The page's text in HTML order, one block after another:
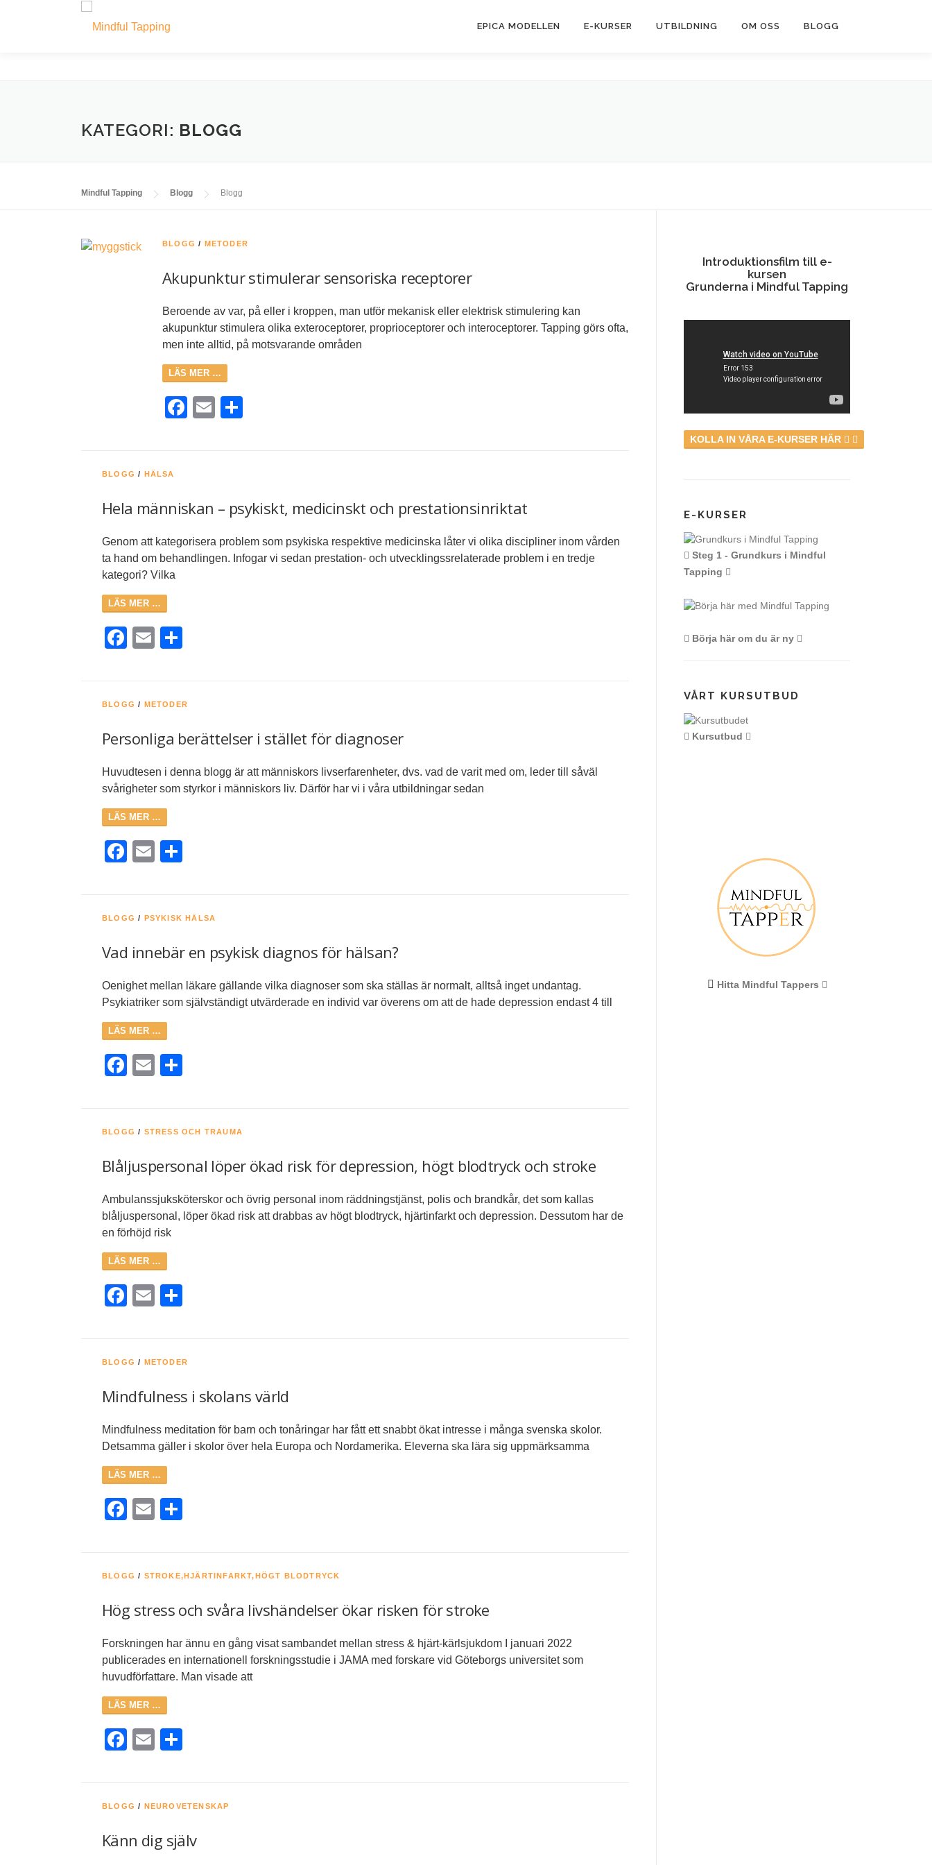
EPICA MODELLEN E-KURSER UTBILDNING OM OSS BLOGG
KATEGORI: BLOGG
Mindful Tapping Blogg Blogg
BLOGG / METODER
Akupunktur stimulerar sensoriska receptorer
Beroende av var, på eller i kroppen, man utför mekanisk eller elektrisk stimulering kan
akupunktur stimulera olika exteroceptorer, proprioceptorer och interoceptorer. Tapping görs ofta,
men inte alltid, på motsvarande områden
LÄS MER …
Facebook
Email
BLOGG / HÄLSA
Hela människan – psykiskt, medicinskt och prestationsinriktat
Genom att kategorisera problem som psykiska respektive medicinska låter vi olika discipliner inom vården
ta hand om behandlingen. Infogar vi sedan prestation- och utvecklingssrelaterade problem i en tredje
kategori? Vilka
LÄS MER …
Facebook
Email
BLOGG / METODER
Personliga berättelser i stället för diagnoser
Huvudtesen i denna blogg är att människors livserfarenheter, dvs. vad de varit med om, leder till såväl
svårigheter som styrkor i människors liv. Därför har vi i våra utbildningar sedan
LÄS MER …
Facebook
Email
BLOGG / PSYKISK HÄLSA
Vad innebär en psykisk diagnos för hälsan?
Oenighet mellan läkare gällande vilka diagnoser som ska ställas är normalt, alltså inget undantag.
Psykiatriker som självständigt utvärderade en individ var överens om att de hade depression endast 4 till
LÄS MER …
Facebook
Email
BLOGG / STRESS OCH TRAUMA
Blåljuspersonal löper ökad risk för depression, högt blodtryck och stroke
Ambulanssjuksköterskor och övrig personal inom räddningstjänst, polis och brandkår, det som kallas
blåljuspersonal, löper ökad risk att drabbas av högt blodtryck, hjärtinfarkt och depression. Dessutom har de
en förhöjd risk
LÄS MER …
Facebook
Email
BLOGG / METODER
Mindfulness i skolans värld
Mindfulness meditation för barn och tonåringar har fått ett snabbt ökat intresse i många svenska skolor.
Detsamma gäller i skolor över hela Europa och Nordamerika. Eleverna ska lära sig uppmärksamma
LÄS MER …
Facebook
Email
BLOGG / STROKE,HJÄRTINFARKT,HÖGT BLODTRYCK
Hög stress och svåra livshändelser ökar risken för stroke
Forskningen har ännu en gång visat sambandet mellan stress & hjärt-kärlsjukdom I januari 2022
publicerades en internationell forskningsstudie i JAMA med forskare vid Göteborgs universitet som
huvudförfattare. Man visade att
LÄS MER …
Facebook
Email
BLOGG / NEUROVETENSKAP
Känn dig själv
Introduktionsfilm till e-
kursen
Grunderna i Mindful Tapping
KOLLA IN VÅRA E-KURSER HÄR
E-KURSER
Steg 1 - Grundkurs i Mindful
Tapping
Börja här om du är ny
VÅRT KURSUTBUD
Kursutbud
Hitta Mindful Tappers